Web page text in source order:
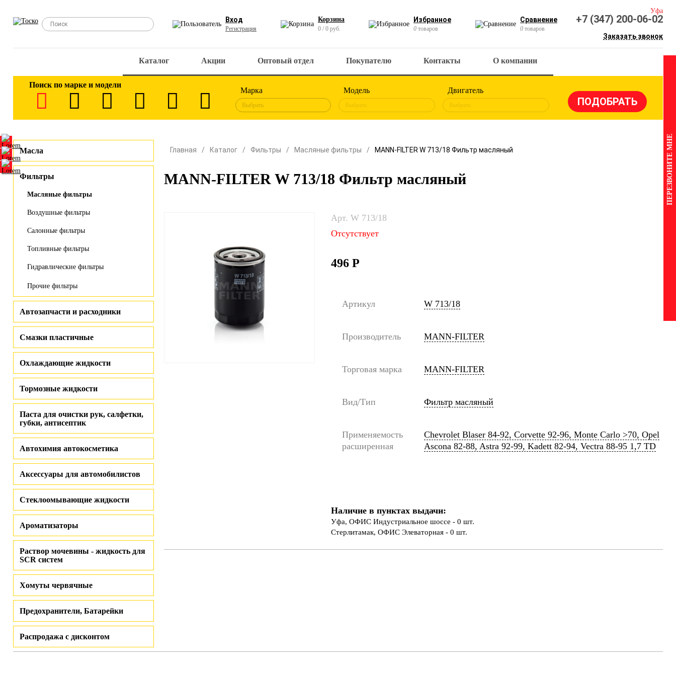
Вход
Регистрация
Корзина
0 / 0 руб.
Избранное
0 товаров
Сравнение
0 товаров
Уфа
+7 (347) 200-06-02
Заказать звонок
Каталог Акции Оптовый отдел Покупателю Контакты О компании
Поиск по марке и модели
Марка
Выбрать
Модель
Выбрать
Двигатель
Выбрать
Масла
Фильтры
Масляные фильтры
Воздушные фильтры
Салонные фильтры
Топливные фильтры
Гидравлические фильтры
Прочие фильтры
Автозапчасти и расходники
Смазки пластичные
Охлаждающие жидкости
Тормозные жидкости
Паста для очистки рук, салфетки,
губки, антисептик
Автохимия автокосметика
Аксессуары для автомобилистов
Стеклоомывающие жидкости
Ароматизаторы
Раствор мочевины - жидкость для
SCR систем
Хомуты червячные
Предохранители, Батарейки
Распродажа с дисконтом
Главная Каталог Фильтры Масляные фильтры MANN-FILTER W 713/18 Фильтр масляный
MANN-FILTER W 713/18 Фильтр масляный
Арт. W 713/18
Отсутствует
496 Р
Артикул W 713/18
Производитель MANN-FILTER
Торговая марка MANN-FILTER
Вид/Тип Фильтр масляный
Применяемость
расширенная
Chevrolet Blaser 84-92, Corvette 92-96, Monte Carlo >70, Opel
Ascona 82-88, Astra 92-99, Kadett 82-94, Vectra 88-95 1,7 TD
Наличие в пунктах выдачи:
Уфа, ОФИС Индустриальное шоссе - 0 шт.
Стерлитамак, ОФИС Элеваторная - 0 шт.
ПЕРЕЗВОНИТЕ МНЕ